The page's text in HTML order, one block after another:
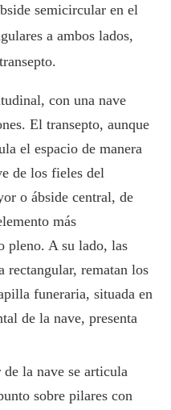
semicircular en el
a ambos lados,
con una nave
El transepto, aunque
el espacio de manera
de los fieles del
o ábside central, de
más
pleno. A su lado, las
rectangular, rematan los
funeraria, situada en
de la nave, presenta
la nave se articula
sobre pilares con